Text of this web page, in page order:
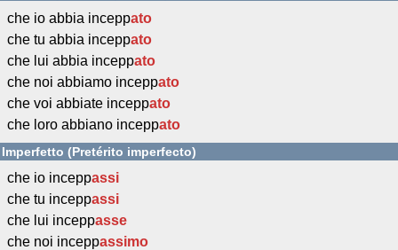
che io abbia inceppato
che tu abbia inceppato
che lui abbia inceppato
che noi abbiamo inceppato
che voi abbiate inceppato
che loro abbiano inceppato
Imperfetto (Pretérito imperfecto)
che io inceppassi
che tu inceppassi
che lui inceppasse
che noi inceppassimo